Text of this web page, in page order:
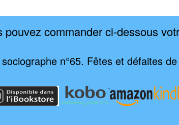
pouvez commander ci-dessous
n°65. Fêtes et défaites